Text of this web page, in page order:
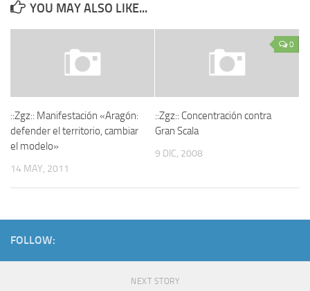
YOU MAY ALSO LIKE...
::Zgz:: Manifestación «Aragón:
defender el territorio, cambiar
el modelo»
14 MAY, 2011
0
::Zgz:: Concentración contra
Gran Scala
9 DIC, 2008
FOLLOW:
NEXT STORY